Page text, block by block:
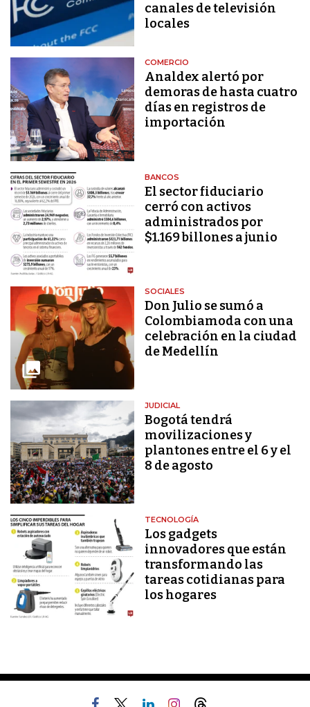
canales de televisión
locales
COMERCIO
Analdex alertó por
demoras de hasta cuatro
días en registros de
importación
BANCOS
El sector fiduciario
cerró con activos
administrados por
$1.169 billones a junio
SOCIALES
Don Julio se sumó a
Colombiamoda con una
celebración en la ciudad
de Medellín
JUDICIAL
Bogotá tendrá
movilizaciones y
plantones entre el 6 y el
8 de agosto
TECNOLOGÍA
Los gadgets
innovadores que están
transformando las
tareas cotidianas para
los hogares